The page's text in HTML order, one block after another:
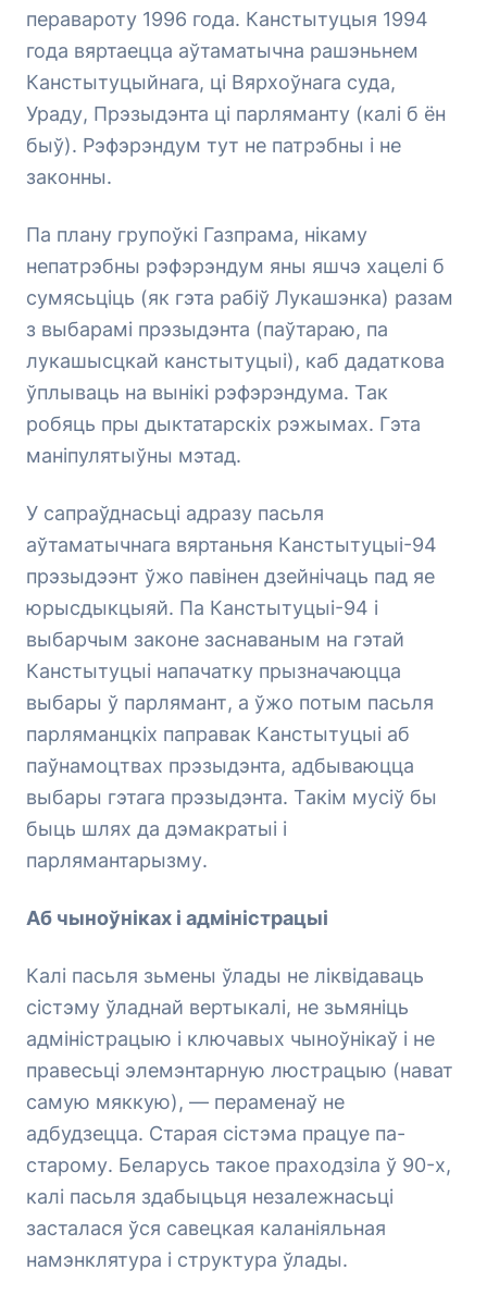
перавароту 1996 года. Канстытуцыя 1994
года вяртаецца аўтаматычна рашэньнем
Канстытуцыйнага, ці Вярхоўнага суда,
Ураду, Прэзыдэнта ці парляманту (калі б ён
быў). Рэфэрэндум тут не патрэбны і не
законны.
Па плану групоўкі Газпрама, нікаму
непатрэбны рэфэрэндум яны яшчэ хацелі б
сумясьціць (як гэта рабіў Лукашэнка) разам
з выбарамі прэзыдэнта (паўтараю, па
лукашысцкай канстытуцыі), каб дадаткова
ўплываць на вынікі рэфэрэндума. Так
робяць пры дыктатарскіх рэжымах. Гэта
маніпулятыўны мэтад.
У сапраўднасьці адразу пасьля
аўтаматычнага вяртаньня Канстытуцыі-94
прэзыдээнт ўжо павінен дзейнічаць пад яе
юрысдыкцыяй. Па Канстытуцыі-94 і
выбарчым законе заснаваным на гэтай
Канстытуцыі напачатку прызначаюцца
выбары ў парлямант, а ўжо потым пасьля
парляманцкіх паправак Канстытуцыі аб
паўнамоцтвах прэзыдэнта, адбываюцца
выбары гэтага прэзыдэнта. Такім мусіў бы
быць шлях да дэмакратыі і
парлямантарызму.
Аб чыноўніках і адміністрацыі
Калі пасьля зьмены ўлады не ліквідаваць
сістэму ўладнай вертыкалі, не зьмяніць
адміністрацыю і ключавых чыноўнікаў і не
правесьці элемэнтарную люстрацыю (нават
самую мяккую), — пераменаў не
адбудзецца. Старая сістэма працуе па-
старому. Беларусь такое праходзіла ў 90-х,
калі пасьля здабыцьця незалежнасьці
засталася ўся савецкая каланіяльная
намэнклятура і структура ўлады.